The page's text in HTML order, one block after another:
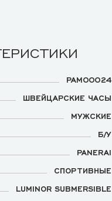
PAM00024
ШВЕЙЦАРСКИЕ ЧАСЫ
МУЖСКИЕ
Б/У
PANERAI
СПОРТИВНЫЕ
LUMINOR SUBMERSIBLE